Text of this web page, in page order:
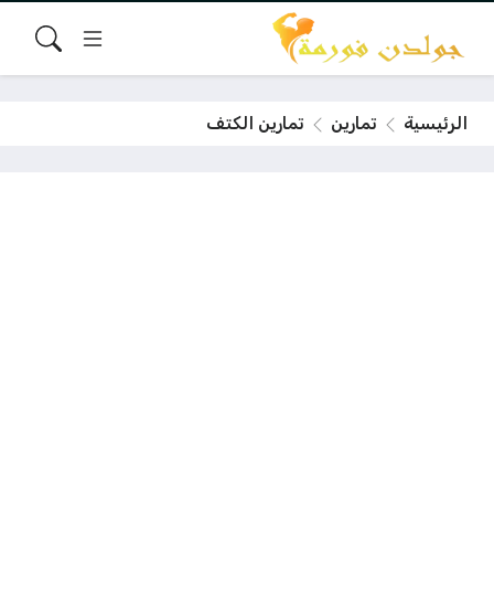
الرئيسية تمارين تمارين الكتف